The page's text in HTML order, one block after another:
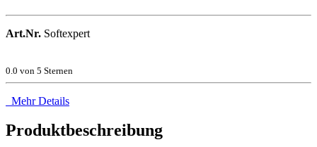
Art.Nr. Softexpert
0.0 von 5 Sternen
Mehr Details
Produktbeschreibung